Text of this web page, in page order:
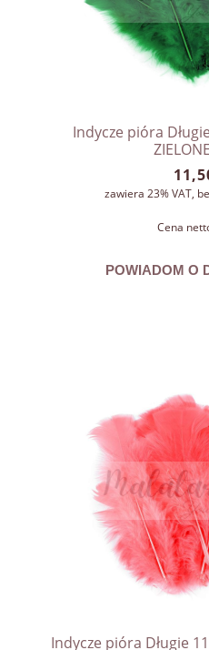
Indycze pióra
zawiera 23% VAT,
Cena
POWIADOM O
Indycze pióra Długie